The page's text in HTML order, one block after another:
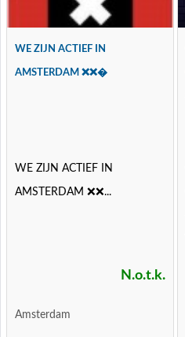
WE ZIJN ACTIEF IN
AMSTERDAM ❌❌�
WE ZIJN ACTIEF IN
AMSTERDAM ❌❌...
N.o.t.k.
Amsterdam